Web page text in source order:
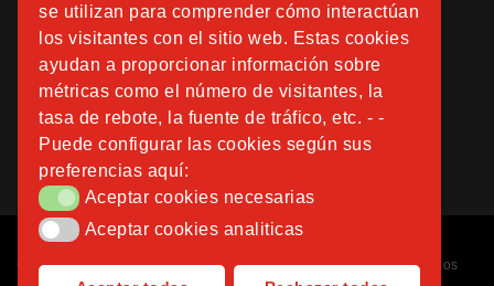
se utilizan para comprender cómo interactúan
los visitantes con el sitio web. Estas cookies
ayudan a proporcionar información sobre
métricas como el número de visitantes, la
tasa de rebote, la fuente de tráfico, etc. - -
Puede configurar las cookies según sus
preferencias aquí:
Aceptar cookies necesarias
Aceptar cookies necesarias
Aceptar cookies analiticas
Aceptar cookies analiticas
Copyright © 2026Fundación Instituto San José. Todos los derechos